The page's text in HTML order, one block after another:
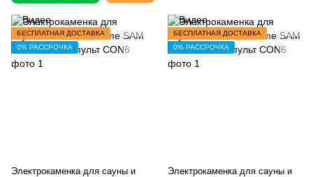
БЕСПЛАТНАЯ ДОСТАВКА
0% РАССРОЧКА
Электрокаменка для сауны и
БЕСПЛАТНАЯ ДОСТАВКА
0% РАССРОЧКА
Электрокаменка для сауны и